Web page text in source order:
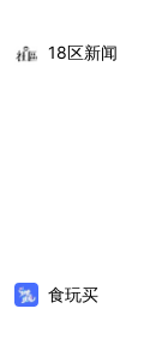
18区新闻
食玩买